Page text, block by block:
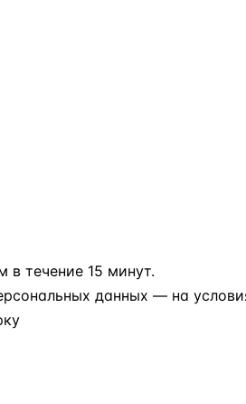
в течение 15 минут.
данных — на